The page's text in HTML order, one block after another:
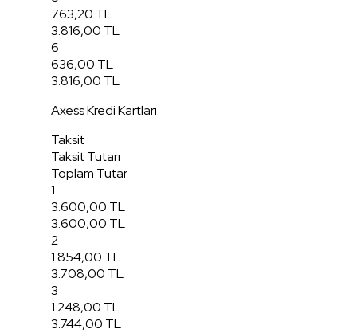
763,20 TL
3.816,00 TL
6
636,00 TL
3.816,00 TL
Axess Kredi Kartları
Taksit
Taksit Tutarı
Toplam Tutar
1
3.600,00 TL
3.600,00 TL
2
1.854,00 TL
3.708,00 TL
3
1.248,00 TL
3.744,00 TL